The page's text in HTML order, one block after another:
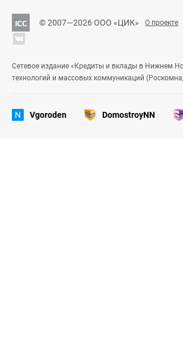
© 2007—2026 ООО «ЦИК» О проекте
Сетевое издание «Кредиты и вклады в Нижнем
технологий и массовых коммуникаций
Vgoroden DomostroyNN